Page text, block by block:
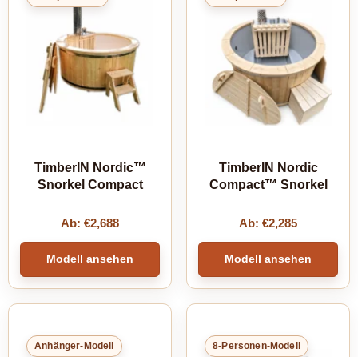
TimberIN Nordic™
Snorkel Compact
Ab: €2,688
Modell ansehen
TimberIN Nordic
Compact™ Snorkel
Ab: €2,285
Modell ansehen
Anhänger-Modell 8-Personen-Modell